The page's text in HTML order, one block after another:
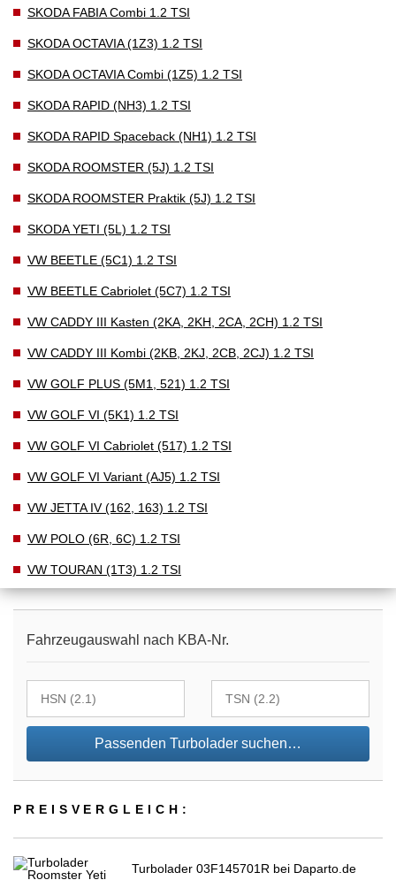
SKODA FABIA Combi 1.2 TSI
SKODA OCTAVIA (1Z3) 1.2 TSI
SKODA OCTAVIA Combi (1Z5) 1.2 TSI
SKODA RAPID (NH3) 1.2 TSI
SKODA RAPID Spaceback (NH1) 1.2 TSI
SKODA ROOMSTER (5J) 1.2 TSI
SKODA ROOMSTER Praktik (5J) 1.2 TSI
SKODA YETI (5L) 1.2 TSI
VW BEETLE (5C1) 1.2 TSI
VW BEETLE Cabriolet (5C7) 1.2 TSI
VW CADDY III Kasten (2KA, 2KH, 2CA, 2CH) 1.2 TSI
VW CADDY III Kombi (2KB, 2KJ, 2CB, 2CJ) 1.2 TSI
VW GOLF PLUS (5M1, 521) 1.2 TSI
VW GOLF VI (5K1) 1.2 TSI
VW GOLF VI Cabriolet (517) 1.2 TSI
VW GOLF VI Variant (AJ5) 1.2 TSI
VW JETTA IV (162, 163) 1.2 TSI
VW POLO (6R, 6C) 1.2 TSI
VW TOURAN (1T3) 1.2 TSI
Fahrzeugauswahl nach KBA-Nr.
Passenden Turbolader suchen…
PREIS­VER­GLEICH:
Turbolader 03F145701R bei Daparto.de